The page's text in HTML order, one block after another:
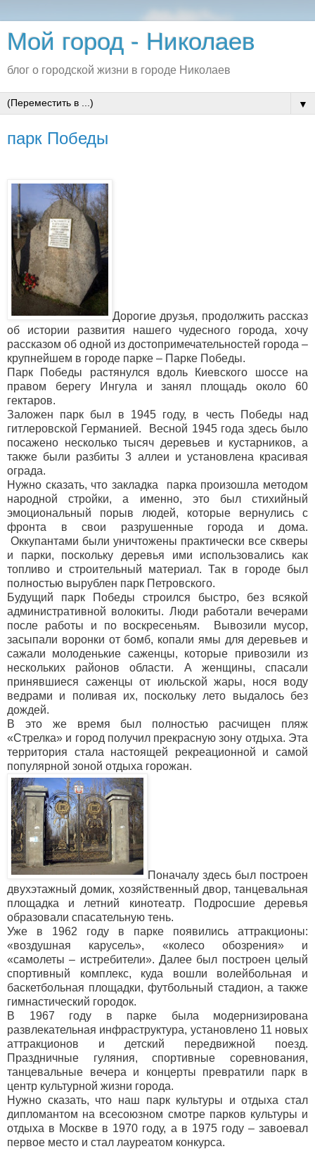
Мой город - Николаев
блог о городской жизни в городе Николаев
▼
парк Победы
Дорогие друзья, продолжить рассказ
об истории развития нашего чудесного города, хочу
рассказом об одной из достопримечательностей города –
крупнейшем в городе парке – Парке Победы.
Парк Победы растянулся вдоль Киевского шоссе на
правом берегу Ингула и занял площадь около 60
гектаров.
Заложен парк был в 1945 году, в честь Победы над
гитлеровской Германией. Весной 1945 года здесь было
посажено несколько тысяч деревьев и кустарников, а
также были разбиты 3 аллеи и установлена красивая
ограда.
Нужно сказать, что закладка парка произошла методом
народной стройки, а именно, это был стихийный
эмоциональный порыв людей, которые вернулись с
фронта в свои разрушенные города и дома.
Оккупантами были уничтожены практически все скверы
и парки, поскольку деревья ими использовались как
топливо и строительный материал. Так в городе был
полностью вырублен парк Петровского.
Будущий парк Победы строился быстро, без всякой
административной волокиты. Люди работали вечерами
после работы и по воскресеньям. Вывозили мусор,
засыпали воронки от бомб, копали ямы для деревьев и
сажали молоденькие саженцы, которые привозили из
нескольких районов области. А женщины, спасали
принявшиеся саженцы от июльской жары, нося воду
ведрами и поливая их, поскольку лето выдалось без
дождей.
В это же время был полностью расчищен пляж
«Стрелка» и город получил прекрасную зону отдыха. Эта
территория стала настоящей рекреационной и самой
популярной зоной отдыха горожан.
Поначалу здесь был построен
двухэтажный домик, хозяйственный двор, танцевальная
площадка и летний кинотеатр. Подросшие деревья
образовали спасательную тень.
Уже в 1962 году в парке появились аттракционы:
«воздушная карусель», «колесо обозрения» и
«самолеты – истребители». Далее был построен целый
спортивный комплекс, куда вошли волейбольная и
баскетбольная площадки, футбольный стадион, а также
гимнастический городок.
В 1967 году в парке была модернизирована
развлекательная инфраструктура, установлено 11 новых
аттракционов и детский передвижной поезд.
Праздничные гуляния, спортивные соревнования,
танцевальные вечера и концерты превратили парк в
центр культурной жизни города.
Нужно сказать, что наш парк культуры и отдыха стал
дипломантом на всесоюзном смотре парков культуры и
отдыха в Москве в 1970 году, а в 1975 году – завоевал
первое место и стал лауреатом конкурса.